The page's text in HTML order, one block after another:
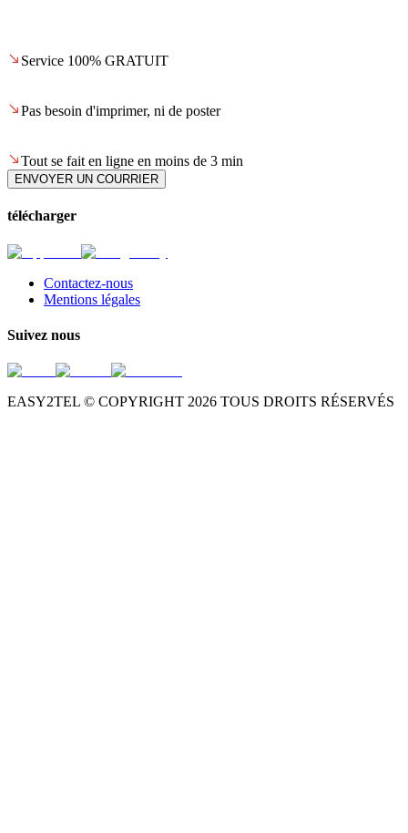
Service 100% GRATUIT
Pas besoin d'imprimer, ni de poster
Tout se fait en ligne en moins de 3 min
ENVOYER UN COURRIER
télécharger
Contactez-nous
Mentions légales
Suivez nous
EASY2TEL © COPYRIGHT 2026 TOUS DROITS RÉSERVÉS